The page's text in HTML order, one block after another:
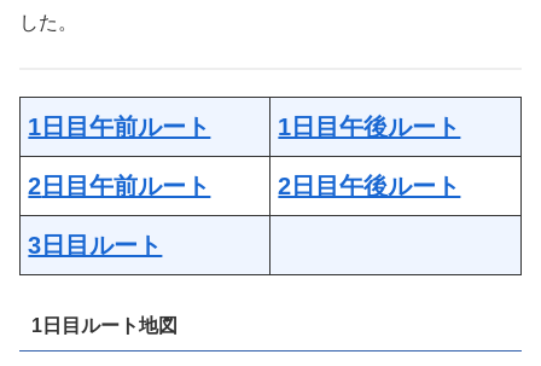
した。
1日目午前ルート 1日目午後ルート
2 日目午前ルート 2日目午後ルート
3日目ルート
1日目ルート地図